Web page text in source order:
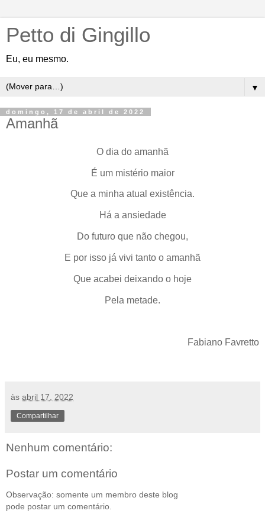
Petto di Gingillo
Eu, eu mesmo.
▼
domingo, 17 de abril de 2022
Amanhã
O dia do amanhã
É um mistério maior
Que a minha atual existência.
Há a ansiedade
Do futuro que não chegou,
E por isso já vivi tanto o amanhã
Que acabei deixando o hoje
Pela metade.
Fabiano Favretto
às abril 17, 2022
Compartilhar
Nenhum comentário:
Postar um comentário
Observação: somente um membro deste blog
pode postar um comentário.